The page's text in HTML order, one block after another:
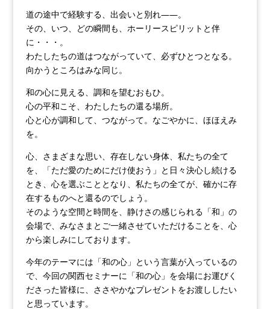
道の途中で経験する、出会いと別れ――。
その、いつ、どの瞬間も、ホーリースピリットと伴
に・・・。
わたしたちの道はつながっていて、必ずひとつとなる。
向かうところはみな同じ。
和の心に見える、調和を望むおもひ。
心の平和こそ、わたしたちの還る場所。
心と心が調和して、つながって。なごやかに、ほほえみ
を。
心、さまざまな思い、存在しない身体、私たちの全て
を、「ただ愛のためにだけ使おう」と日々決心し続ける
とき、心を選ぶこととなり、私たちの全てが、確かに存
在するものへと還るのでしょう。
そのような空間と時間を、静けさの感じられる「和」の
会場で、みなさまとご一緒させていただけることを、心
から楽しみにしております。
今年のテーマには「和の心」という言葉が入っているの
で、今回の関西セミナーに「和の心」を会場にお運びく
ださった皆様に、ささやかなプレゼントをお渡ししたい
と思っています。